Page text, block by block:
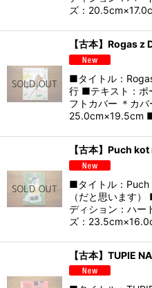
ズ：
【古本】Rogas
■タイトル：
行 ■テキスト：ポ
フトカバー ＊カ
25.0cm×19.5cm
【古本】Puch
■タイトル：
（だと思います
ディション：ハー
ズ：
【古本】TUPIE